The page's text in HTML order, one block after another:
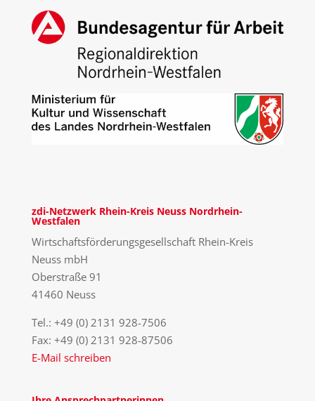
zdi-Netzwerk Rhein-Kreis Neuss Nordrhein-
Westfalen
Wirtschaftsförderungsgesellschaft Rhein-Kreis
Neuss mbH
Oberstraße 91
41460 Neuss
Tel.: +49 (0) 2131 928-7506
Fax: +49 (0) 2131 928-87506
E-Mail schreiben